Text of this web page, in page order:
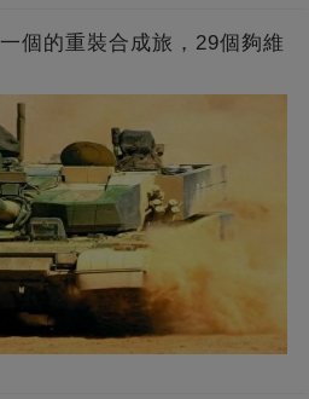
個的重裝合成旅，29個夠維